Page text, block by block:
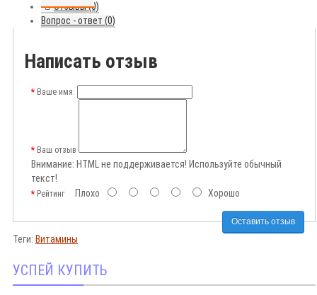
Отзывы (0)
Вопрос - ответ (0)
Написать отзыв
Ваше имя:
Ваш отзыв
Внимание: HTML не поддерживается! Используйте обычный
текст!
РейтингПлохо Хорошо
Оставить отзыв
Теги: Витамины
УСПЕЙ КУПИТЬ